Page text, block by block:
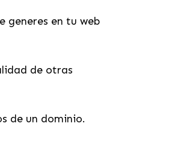
en tu web
de otras
de un dominio.